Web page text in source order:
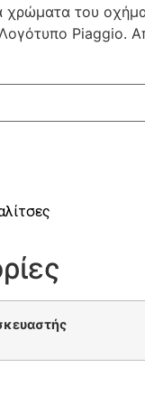
χρώματα του
Piaggio.